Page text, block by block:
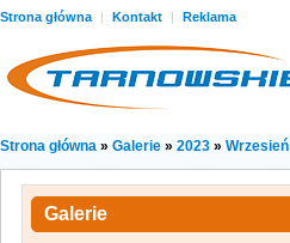
Strona główna | Kontakt | Reklama
Strona główna » Galerie » 2023 » Wrzesień
Galerie